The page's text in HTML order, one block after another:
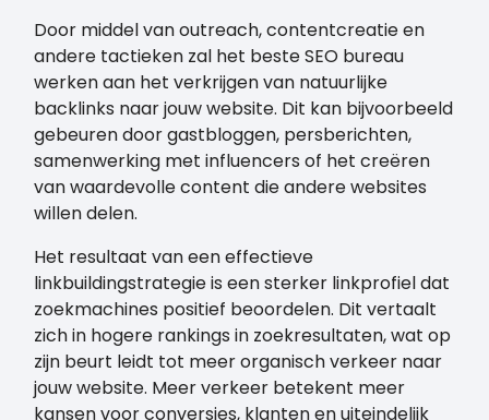
Door middel van outreach, contentcreatie en
andere tactieken zal het beste SEO bureau
werken aan het verkrijgen van natuurlijke
backlinks naar jouw website. Dit kan bijvoorbeeld
gebeuren door gastbloggen, persberichten,
samenwerking met influencers of het creëren
van waardevolle content die andere websites
willen delen.
Het resultaat van een effectieve
linkbuildingstrategie is een sterker linkprofiel dat
zoekmachines positief beoordelen. Dit vertaalt
zich in hogere rankings in zoekresultaten, wat op
zijn beurt leidt tot meer organisch verkeer naar
jouw website. Meer verkeer betekent meer
kansen voor conversies, klanten en uiteindelijk